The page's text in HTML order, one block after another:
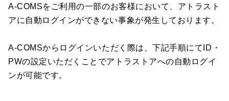
A-COMSをご利用の一部のお客様において、アトラスト
アに自動ログインができない事象が発生しております。
A-COMSからログインいただく際は、下記手順にてID・
PWの設定いただくことでアトラストアへの自動ログイ
ンが可能です。